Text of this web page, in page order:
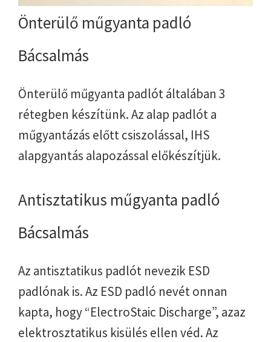
Önterülő műgyanta padló
Bácsalmás
Önterülő műgyanta padlót általában 3
rétegben készítünk. Az alap padlót a
műgyantázás előtt csiszolással, IHS
alapgyantás alapozással előkészítjük.
Antisztatikus műgyanta padló
Bácsalmás
Az antisztatikus padlót nevezik ESD
padlónak is. Az ESD padló nevét onnan
kapta, hogy “ElectroStaic Discharge”, azaz
elektrosztatikus kisülés ellen véd. Az